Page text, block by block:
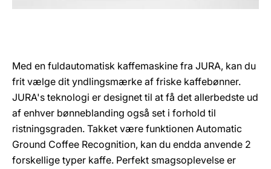
Med en fuldautomatisk kaffemaskine fra JURA, kan du
frit vælge dit yndlingsmærke af friske kaffebønner.
JURA's teknologi er designet til at få det allerbedste ud
af enhver bønneblanding også set i forhold til
ristningsgraden. Takket være funktionen Automatic
Ground Coffee Recognition, kan du endda anvende 2
forskellige typer kaffe. Perfekt smagsoplevelse er